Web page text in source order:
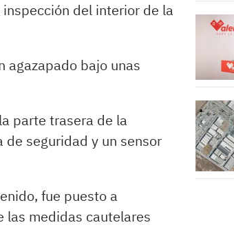
del interior de la
agazapado bajo unas
parte trasera de la
seguridad y un sensor
fue puesto a
las medidas cautelares